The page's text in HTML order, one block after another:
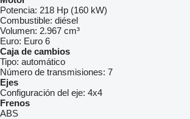
Potencia: 218 Hp (160 kW)
Combustible: diésel
Volumen: 2.967 cm³
Euro: Euro 6
Caja de cambios
Tipo: automático
Número de transmisiones: 7
Ejes
Configuración del eje: 4x4
Frenos
ABS